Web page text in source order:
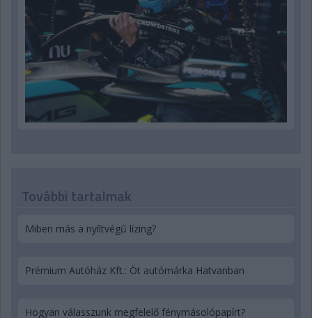
További tartalmak
Miben más a nyíltvégű lízing?
Prémium Autóház Kft.: Öt autómárka Hatvanban
Hogyan válasszunk megfelelő fénymásolópapírt?